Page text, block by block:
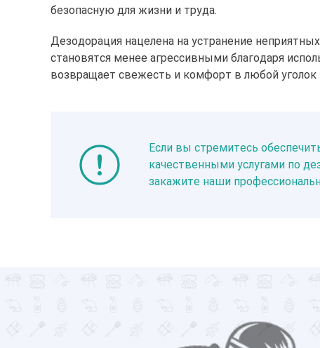
безопасную для жизни и труда.
Дезодорация нацелена на устранение
становятся менее агрессивными благодаря
возвращает свежесть и комфорт в любой
Если вы стремитесь
качественными услугами по
закажите наши